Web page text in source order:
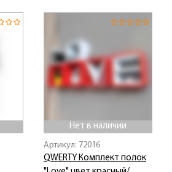
Нет в наличии
Артикул: 72016
QWERTY Комплект полок